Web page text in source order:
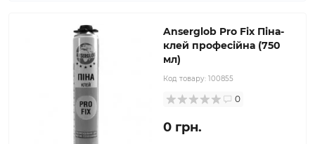
Anserglob Pro Fix Піна-
клей професійна (750
мл)
Код товару: 100855
0
0 грн.